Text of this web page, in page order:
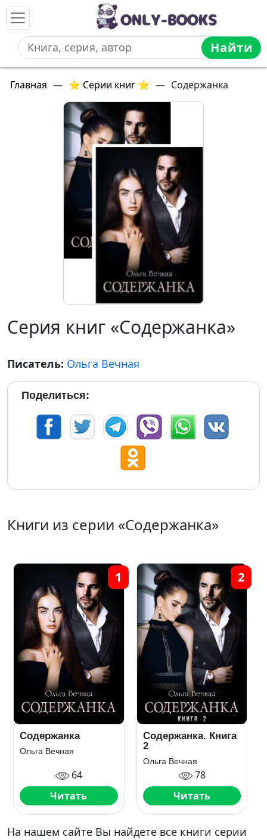
Найти
Главная — ⭐ Серии книг ⭐ — Содержанка
Серия книг «Содержанка»
Писатель: Ольга Вечная
Поделиться:
Книги из серии «Содержанка»
Содержанка
Ольга Вечная
64
Читать
1
Содержанка. Книга
2
Ольга Вечная
78
Читать
2
На нашем сайте Вы найдете все книги серии